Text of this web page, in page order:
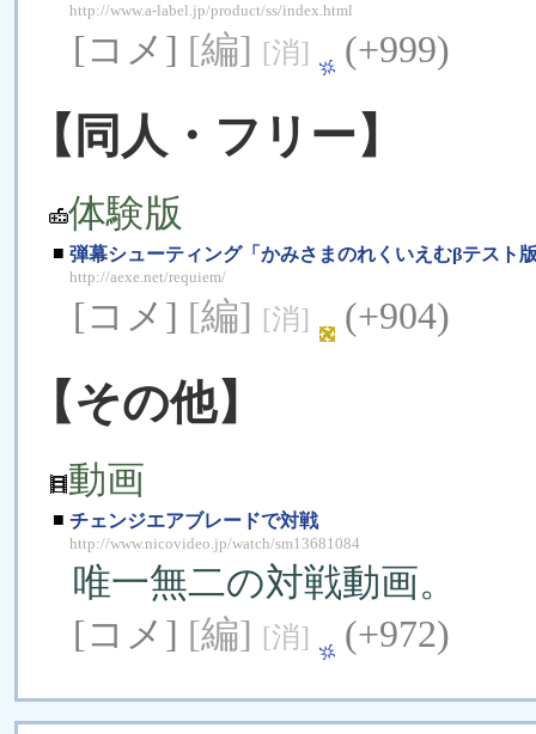
http://www.a-label.jp/product/ss/index.html
[コメ] [編] [消] (+999)
【同人・フリー】
体験版
■ 弾幕シューティング「かみさまのれくいえむβテスト
http://aexe.net/requiem/
[コメ] [編] [消] (+904)
【その他】
動画
■ チェンジエアブレードで対戦
http://www.nicovideo.jp/watch/sm13681084
唯一無二の対戦動画。
[コメ] [編] [消] (+972)